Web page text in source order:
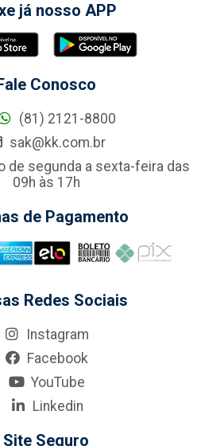
já nosso APP
Conosco
(81) 2121-8800
sak@kk.com.br
de segunda a sexta-feira das
09h às 17h
de Pagamento
Redes Sociais
Instagram
Facebook
YouTube
Linkedin
Site Seguro